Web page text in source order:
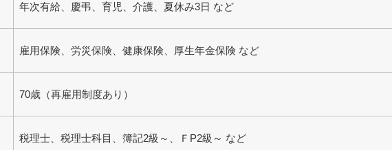
年次有給、慶弔、育児、介護、夏休み3日 など
雇用保険、労災保険、健康保険、厚生年金保険 など
70歳（再雇用制度あり）
税理士、税理士科目、簿記2級～、ＦP2級～ など